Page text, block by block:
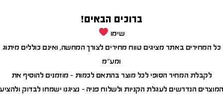
עט כדורי, גוף פלסטיק
ברוכים הבאים!
שימו
כל המחירים באתר מציגים טווח מחירים לצורך המחשה, ואינם כוללים מיתוג
ומע"מ
לקבלת המחיר הסופי לכל מוצר בהתאם לכמות – מוזמנים להוסיף את
המוצרים הנדרשים לעגלת הקניות ולשלוח פניה – נציגנו ישמחו לבדוק ולהציע